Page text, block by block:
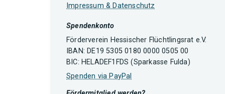
Impressum & Datenschutz
Spendenkonto
Förderverein Hessischer Flüchtlingsrat e.V.
IBAN: DE19 5305 0180 0000 0505 00
BIC: HELADEF1FDS (Sparkasse Fulda)
Spenden via PayPal